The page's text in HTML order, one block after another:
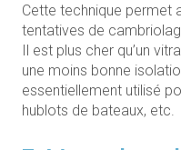
Cette technique permet
tentatives de
Il est plus cher qu’un
une moins bonne
essentiellement utilisé
hublots de bateaux, etc.